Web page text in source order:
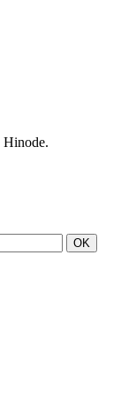
Hinode.
OK